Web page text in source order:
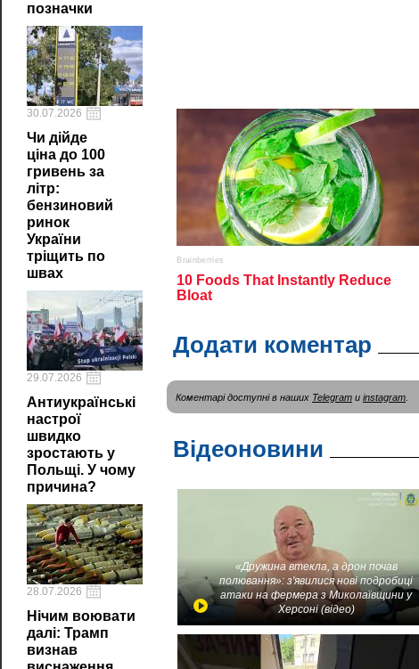
позначки
30.07.2026
Чи дійде
ціна до 100
гривень за
літр:
бензиновий
ринок
України
тріщить по
швах
29.07.2026
Антиукраїнські
настрої
швидко
зростають у
Польщі. У чому
причина?
28.07.2026
Нічим воювати
далі: Трамп
визнав
Додати коментар
Коментарі доступні в наших Telegram и instagram
Відеоновини
«Дружина втекла, а дрон почав
полювання»: з'явилися нові подробиці
атаки на фермера з Миколаївщини у
Херсоні (відео)